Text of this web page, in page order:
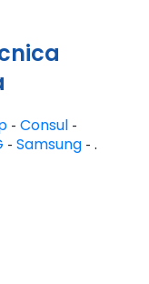
- Consul-
- Samsung - .